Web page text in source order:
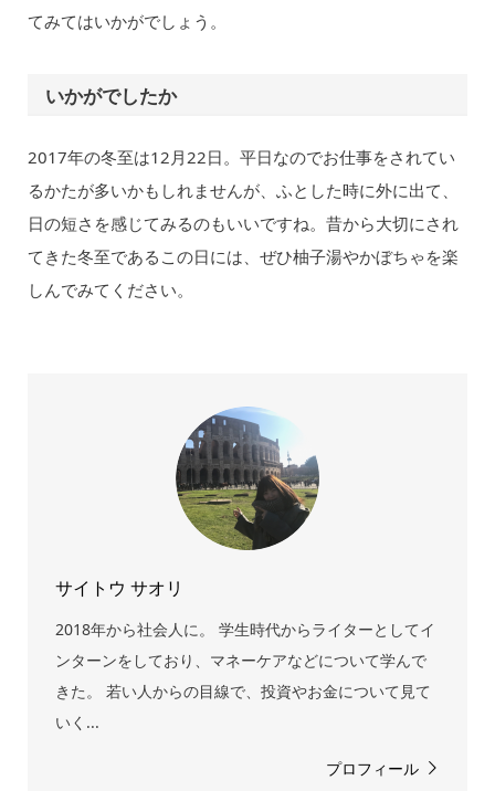
てみてはいかがでしょう。
いかがでしたか
2017年の冬至は12月22日。平日なのでお仕事をされてい
るかたが多いかもしれませんが、ふとした時に外に出て、
日の短さを感じてみるのもいいですね。昔から大切にされ
てきた冬至であるこの日には、ぜひ柚子湯やかぼちゃを楽
しんでみてください。
サイトウ サオリ
2018年から社会人に。 学生時代からライターとしてイ
ンターンをしており、マネーケアなどについて学んで
きた。 若い人からの目線で、投資やお金について見て
いく...
プロフィール